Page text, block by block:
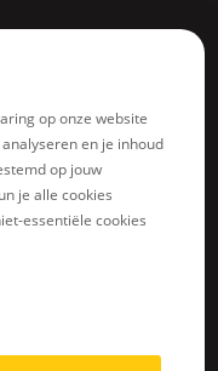
België
op onze website
en je inhoud
op jouw
je alle cookies
essentiële cookies